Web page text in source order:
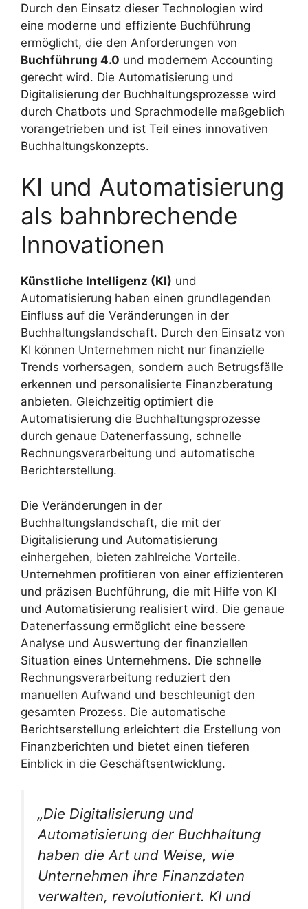
Durch den Einsatz dieser Technologien wird
eine moderne und effiziente Buchführung
ermöglicht, die den Anforderungen von
Buchführung 4.0 und modernem Accounting
gerecht wird. Die Automatisierung und
Digitalisierung der Buchhaltungsprozesse wird
durch Chatbots und Sprachmodelle maßgeblich
vorangetrieben und ist Teil eines innovativen
Buchhaltungskonzepts.
KI und Automatisierung
als bahnbrechende
Innovationen
Künstliche Intelligenz (KI) und
Automatisierung haben einen grundlegenden
Einfluss auf die Veränderungen in der
Buchhaltungslandschaft. Durch den Einsatz von
KI können Unternehmen nicht nur finanzielle
Trends vorhersagen, sondern auch Betrugsfälle
erkennen und personalisierte Finanzberatung
anbieten. Gleichzeitig optimiert die
Automatisierung die Buchhaltungsprozesse
durch genaue Datenerfassung, schnelle
Rechnungsverarbeitung und automatische
Berichterstellung.
Die Veränderungen in der
Buchhaltungslandschaft, die mit der
Digitalisierung und Automatisierung
einhergehen, bieten zahlreiche Vorteile.
Unternehmen profitieren von einer effizienteren
und präzisen Buchführung, die mit Hilfe von KI
und Automatisierung realisiert wird. Die genaue
Datenerfassung ermöglicht eine bessere
Analyse und Auswertung der finanziellen
Situation eines Unternehmens. Die schnelle
Rechnungsverarbeitung reduziert den
manuellen Aufwand und beschleunigt den
gesamten Prozess. Die automatische
Berichtserstellung erleichtert die Erstellung von
Finanzberichten und bietet einen tieferen
Einblick in die Geschäftsentwicklung.
„Die Digitalisierung und
Automatisierung der Buchhaltung
haben die Art und Weise, wie
Unternehmen ihre Finanzdaten
verwalten, revolutioniert. KI und